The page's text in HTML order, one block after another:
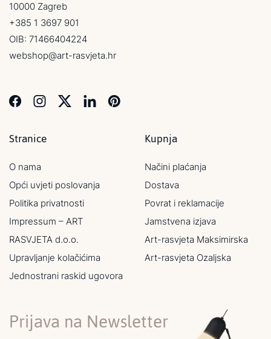
10000 Zagreb
+385 1 3697 901
OIB: 71466404224
webshop@art-rasvjeta.hr
Stranice
O nama
Opći uvjeti poslovanja
Politika privatnosti
Impressum – ART
RASVJETA d.o.o.
Upravljanje kolačićima
Jednostrani raskid ugovora
Kupnja
Načini plaćanja
Dostava
Povrat i reklamacije
Jamstvena izjava
Art-rasvjeta Maksimirska
Art-rasvjeta Ozaljska
Prijava na Newsletter